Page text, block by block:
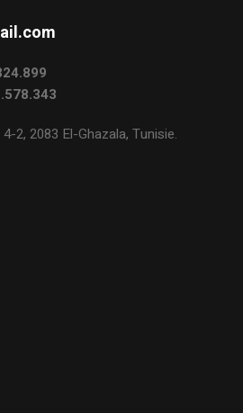
2, 2083 El-Ghazala, Tunisie.